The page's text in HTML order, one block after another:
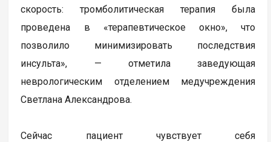
скорость: тромболитическая терапия была
проведена в «терапевтическое окно», что
позволило минимизировать последствия
инсульта», — отметила заведующая
неврологическим отделением медучреждения
Светлана Александрова.
Сейчас пациент чувствует себя